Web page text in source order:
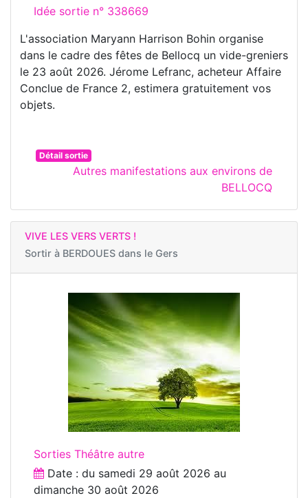
Idée sortie n° 338669
L'association Maryann Harrison Bohin organise
dans le cadre des fêtes de Bellocq un vide-greniers
le 23 août 2026. Jérome Lefranc, acheteur Affaire
Conclue de France 2, estimera gratuitement vos
objets.
Détail sortie
Autres manifestations aux environs de
BELLOCQ
VIVE LES VERS VERTS !
Sortir à BERDOUES dans le Gers
Sorties Théâtre autre
Date : du samedi 29 août 2026 au
dimanche 30 août 2026